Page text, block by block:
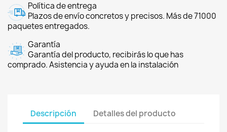
Política de entrega
Plazos de envío concretos y precisos. Más de 71000
paquetes entregados.
Garantía
Garantía del producto, recibirás lo que has
comprado. Asistencia y ayuda en la instalación
Descripción Detalles del producto